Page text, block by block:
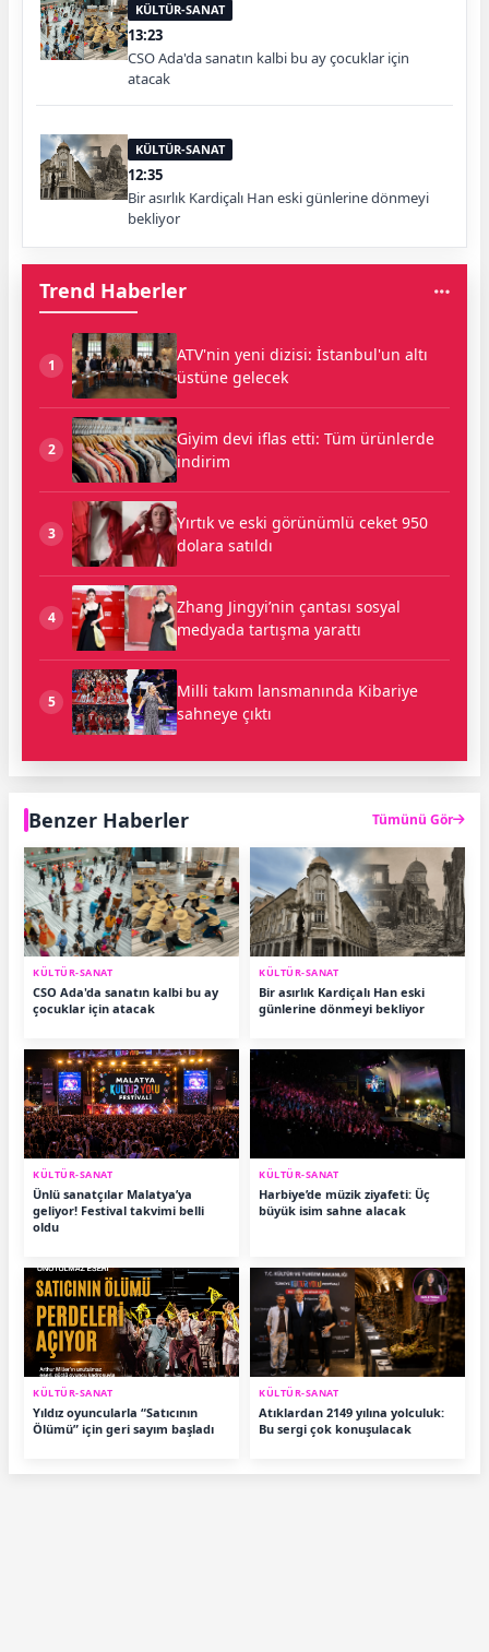
KÜLTÜR-SANAT
13:23
CSO Ada'da sanatın kalbi bu ay çocuklar için
atacak
KÜLTÜR-SANAT
12:35
Bir asırlık Kardiçalı Han eski günlerine dönmeyi
bekliyor
Trend Haberler
1
ATV'nin yeni dizisi: İstanbul'un altı
üstüne gelecek
2
Giyim devi iflas etti: Tüm ürünlerde
indirim
3
Yırtık ve eski görünümlü ceket 950
dolara satıldı
4
Zhang Jingyi’nin çantası sosyal
medyada tartışma yarattı
5
Milli takım lansmanında Kibariye
sahneye çıktı
Benzer Haberler Tümünü Gör
KÜLTÜR-SANAT
CSO Ada'da sanatın kalbi bu ay
çocuklar için atacak
KÜLTÜR-SANAT
Bir asırlık Kardiçalı Han eski
günlerine dönmeyi bekliyor
KÜLTÜR-SANAT
Ünlü sanatçılar Malatya’ya
geliyor! Festival takvimi belli
oldu
KÜLTÜR-SANAT
Harbiye’de müzik ziyafeti: Üç
büyük isim sahne alacak
KÜLTÜR-SANAT
Yıldız oyuncularla “Satıcının
Ölümü” için geri sayım başladı
KÜLTÜR-SANAT
Atıklardan 2149 yılına yolculuk:
Bu sergi çok konuşulacak